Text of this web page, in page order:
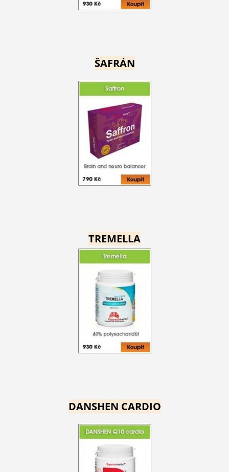
ŠAFRÁN
TREMELLA
DANSHEN CARDIO